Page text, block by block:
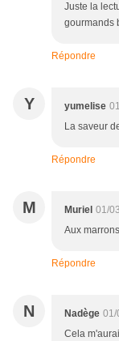
Juste la
gourmands
Répondre
Y yumelise
La saveur
Répondre
M Muriel 01/
Aux
Répondre
N Nadège 01/
Cela